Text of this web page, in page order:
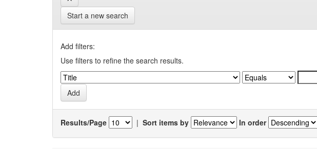
Start a new search
Add filters:
Use filters to refine the search results.
Results/Page | Sort items by In order